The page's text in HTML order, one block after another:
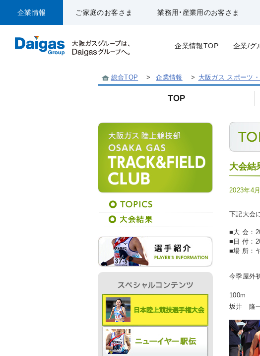
企業情報 ご家庭のお客さま 業務用・産業用のお客さま
企業情報TOP 企業/グ
総合TOP > 企業情報 > 大阪ガス スポーツ
大会結
2023年4
下記大会
■大 会：
■日 付：
■場 所：
今季屋外
100m
坂井 隆